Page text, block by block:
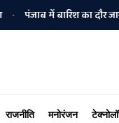
में बारिश का दौर जारी, 10
राजनीति मनोरंजन